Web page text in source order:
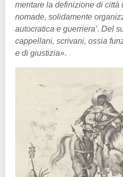
meritare la definizione di città
nomade, solidamente
autocratica e guerriera’. Del
cappellani, scrivani, ossia
e di giustizia».